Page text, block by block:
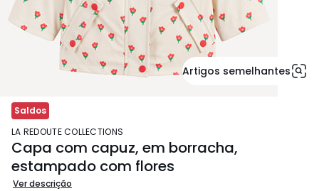
Artigos semelhantes
Saldos
LA REDOUTE COLLECTIONS
Capa com capuz, em borracha,
estampado com flores
Ver descrição